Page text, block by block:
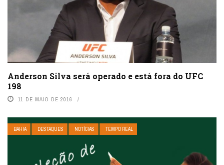
Anderson Silva será operado e está fora do UFC
198
11 DE MAIO DE 2016
BAHIA DESTAQUES NOTÍCIAS TEMPO REAL